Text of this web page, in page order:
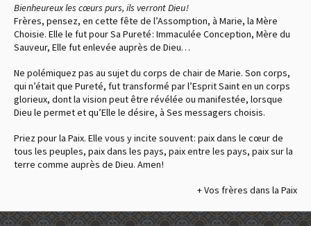
Bienheureux les cœurs purs, ils verront Dieu !
Frères, pensez, en cette fête de l’Assomption, à Marie, la Mère
Choisie. Elle le fut pour Sa Pureté : Immaculée Conception, Mère du
Sauveur, Elle fut enlevée auprès de Dieu…
Ne polémiquez pas au sujet du corps de chair de Marie. Son corps,
qui n’était que Pureté, fut transformé par l’Esprit Saint en un corps
glorieux, dont la vision peut être révélée ou manifestée, lorsque
Dieu le permet et qu’Elle le désire, à Ses messagers choisis.
Priez pour la Paix. Elle vous y incite souvent : paix dans le cœur de
tous les peuples, paix dans les pays, paix entre les pays, paix sur la
terre comme auprès de Dieu. Amen !
+ Vos frères dans la Paix